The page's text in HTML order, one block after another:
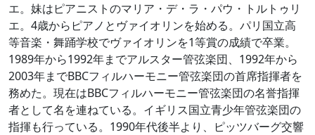
エ。妹はピアニストのマリア・デ・ラ・パウ・トルトゥリ
エ。4歳からピアノとヴァイオリンを始める。パリ国立高
等音楽・舞踊学校でヴァイオリンを1等賞の成績で卒業。
1989年から1992年までアルスター管弦楽団、1992年から
2003年までBBCフィルハーモニー管弦楽団の首席指揮者を
務めた。現在はBBCフィルハーモニー管弦楽団の名誉指揮
者として名を連ねている。イギリス国立青少年管弦楽団の
指揮も行っている。1990年代後半より、ピッツバーグ交響